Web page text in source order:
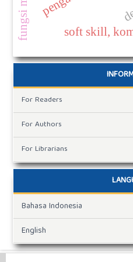
soft skill,
For Readers
For Authors
For Librarians
Bahasa Indonesia
English